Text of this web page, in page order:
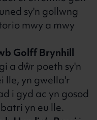
sy'n gollwng
mwy a mwy
Golff Brynhill
a dŵr poeth sy'n
lle, yn gwella'r
i gyd ac yn gosod
yn eu lle.